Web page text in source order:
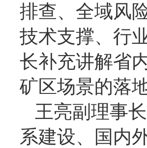
排查、全域风
技术支撑、行
长补充讲解省
矿区场景的落
王亮副理事
系建设、国内